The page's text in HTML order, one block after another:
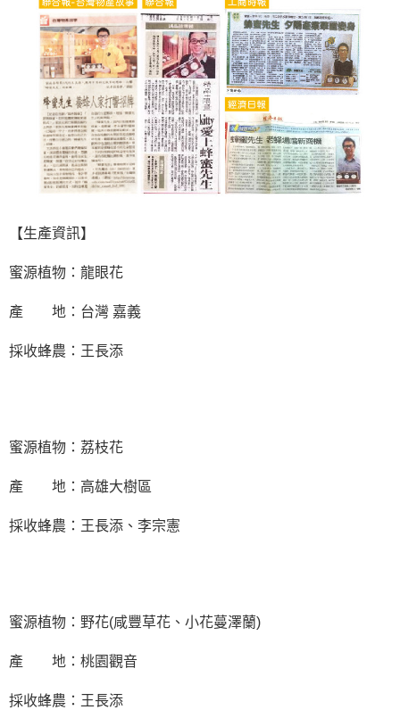
【生產資訊】
蜜源植物：龍眼花
產 地：台灣 嘉義
採收蜂農：王長添
蜜源植物：荔枝花
產 地：高雄大樹區
採收蜂農：王長添、李宗憲
蜜源植物：野花(咸豐草花、小花蔓澤蘭)
產 地：桃園觀音
採收蜂農：王長添